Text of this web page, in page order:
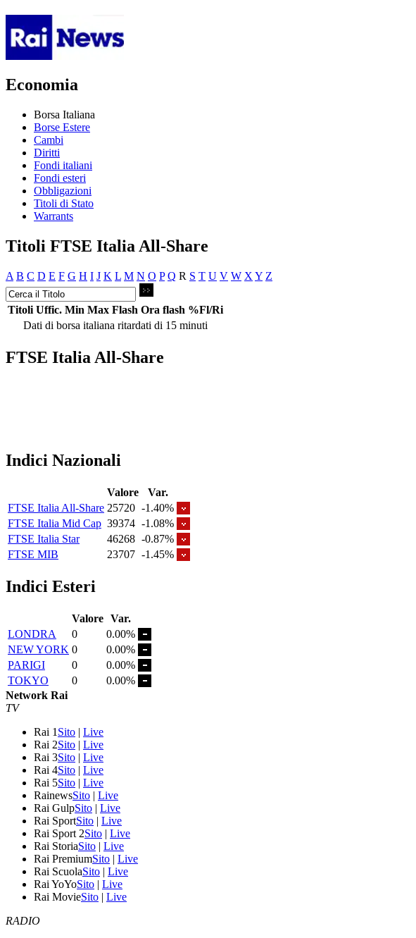
Economia
Borsa Italiana
Borse Estere
Cambi
Diritti
Fondi italiani
Fondi esteri
Obbligazioni
Titoli di Stato
Warrants
Titoli FTSE Italia All-Share
A B C D E F G H I J K L M N O P Q R S T U V W X Y Z
Titoli Uffic. Min Max Flash Ora flash %Fl/Ri
Dati di borsa italiana ritardati di 15 minuti
FTSE Italia All-Share
Indici Nazionali
Valore
Var.
FTSE Italia All-Share 25720 -1.40%
FTSE Italia Mid Cap 39374 -1.08%
FTSE Italia Star
46268 -0.87%
FTSE MIB
23707 -1.45%
Indici Esteri
Valore Var.
LONDRA
0
0.00%
NEW YORK 0
0.00%
PARIGI
0
0.00%
TOKYO
0
0.00%
Network Rai
TV
Rai 1 Sito | Live
Rai 2Sito | Live
Rai 3Sito | Live
Rai 4Sito | Live
Rai 5Sito | Live
RainewsSito | Live
Rai GulpSito | Live
Rai SportSito | Live
Rai Sport 2Sito | Live
Rai StoriaSito | Live
Rai PremiumSito | Live
Rai ScuolaSito | Live
Rai YoYoSito | Live
Rai MovieSito | Live
RADIO